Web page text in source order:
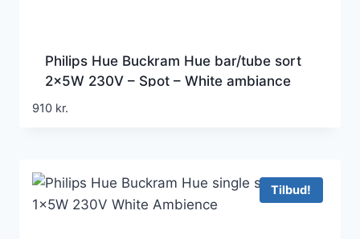
Philips Hue Buckram Hue bar/tube sort
2x5W 230V – Spot – White ambiance
910 kr.
Tilbud!